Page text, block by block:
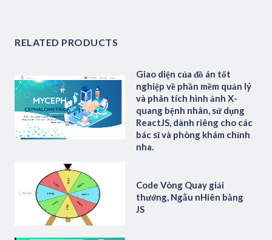
RELATED PRODUCTS
Giao diện của đồ án tốt
nghiệp về phần mềm quản lý
và phân tích hình ảnh X-
quang bệnh nhân, sử dụng
ReactJS, dành riêng cho các
bác sĩ và phòng khám chỉnh
nha.
Code Vòng Quay giải
thưởng, Ngẫu nHiên bằng
JS